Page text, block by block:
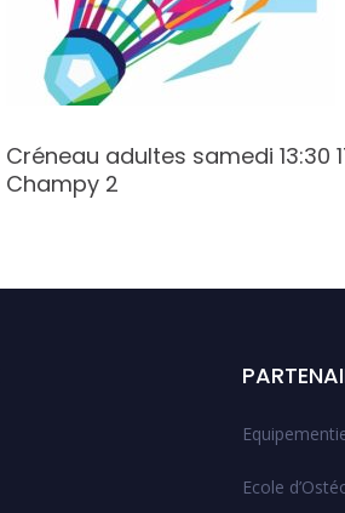
Créneau adultes samedi 13:30
Champy 2
Ecole